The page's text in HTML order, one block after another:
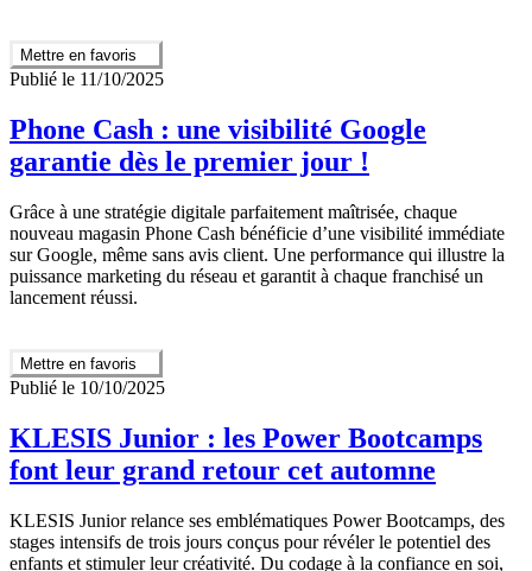
Mettre en favoris
Publié le 11/10/2025
Phone Cash : une visibilité Google
garantie dès le premier jour !
Grâce à une stratégie digitale parfaitement maîtrisée, chaque
nouveau magasin Phone Cash bénéficie d’une visibilité immédiate
sur Google, même sans avis client. Une performance qui illustre la
puissance marketing du réseau et garantit à chaque franchisé un
lancement réussi.
Mettre en favoris
Publié le 10/10/2025
KLESIS Junior : les Power Bootcamps
font leur grand retour cet automne
KLESIS Junior relance ses emblématiques Power Bootcamps, des
stages intensifs de trois jours conçus pour révéler le potentiel des
enfants et stimuler leur créativité. Du codage à la confiance en soi,